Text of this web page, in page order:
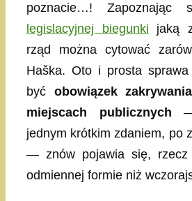
poznacie…! Zapoznając
legislacyjnej biegunki jaką
rząd można cytować
Haška. Oto i prosta
być obowiązek
miejscach publicznych —
jednym krótkim zdaniem, po
— znów pojawia się, rzecz
odmiennej formie niż